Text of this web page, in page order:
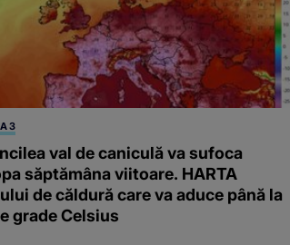
3
val de caniculă va sufoca
săptămâna viitoare. HARTA
de căldură care va aduce până la
grade Celsius